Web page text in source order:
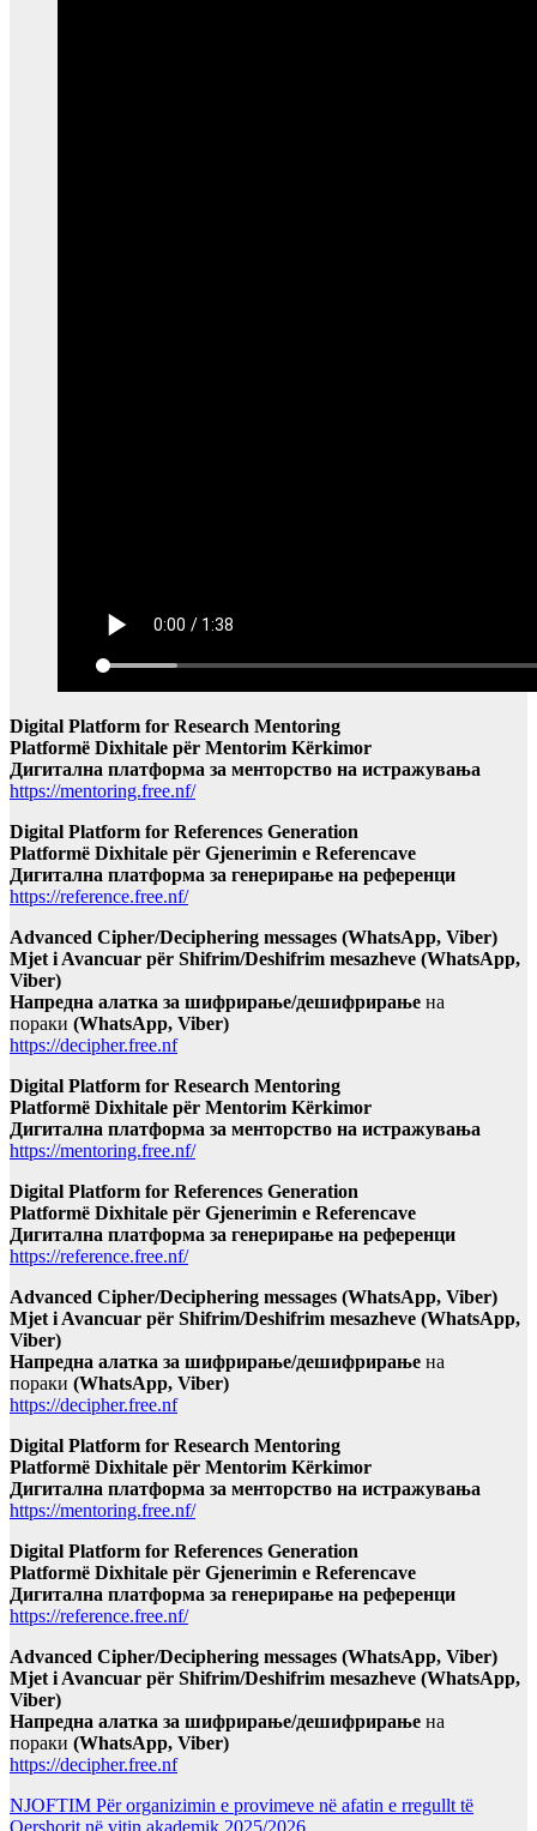
Digital Platform for Research Mentoring
Platformë Dixhitale për Mentorim Kërkimor
Дигитална платформа за менторство на истражувања
https://mentoring.free.nf/
Digital Platform for References Generation
Platformë Dixhitale për Gjenerimin e Referencave
Дигитална платформа за генерирање на референци
https://reference.free.nf/
Advanced Cipher/Deciphering messages (WhatsApp, Viber)
Mjet i Avancuar për Shifrim/Deshifrim mesazheve (WhatsApp,
Viber)
Напредна алатка за шифрирање/дешифрирање на
пораки (WhatsApp, Viber)
https://decipher.free.nf
Digital Platform for Research Mentoring
Platformë Dixhitale për Mentorim Kërkimor
Дигитална платформа за менторство на истражувања
https://mentoring.free.nf/
Digital Platform for References Generation
Platformë Dixhitale për Gjenerimin e Referencave
Дигитална платформа за генерирање на референци
https://reference.free.nf/
Advanced Cipher/Deciphering messages (WhatsApp, Viber)
Mjet i Avancuar për Shifrim/Deshifrim mesazheve (WhatsApp,
Viber)
Напредна алатка за шифрирање/дешифрирање на
пораки (WhatsApp, Viber)
https://decipher.free.nf
Digital Platform for Research Mentoring
Platformë Dixhitale për Mentorim Kërkimor
Дигитална платформа за менторство на истражувања
https://mentoring.free.nf/
Digital Platform for References Generation
Platformë Dixhitale për Gjenerimin e Referencave
Дигитална платформа за генерирање на референци
https://reference.free.nf/
Advanced Cipher/Deciphering messages (WhatsApp, Viber)
Mjet i Avancuar për Shifrim/Deshifrim mesazheve (WhatsApp,
Viber)
Напредна алатка за шифрирање/дешифрирање на
пораки (WhatsApp, Viber)
https://decipher.free.nf
NJOFTIM Për organizimin e provimeve në afatin e rregullt të